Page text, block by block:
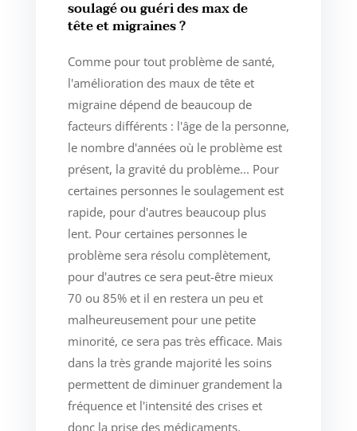
soulagé ou guéri des max de
tête et migraines ?
Comme pour tout problème de santé,
l'amélioration des maux de tête et
migraine dépend de beaucoup de
facteurs différents : l'âge de la personne,
le nombre d'années où le problème est
présent, la gravité du problème... Pour
certaines personnes le soulagement est
rapide, pour d'autres beaucoup plus
lent. Pour certaines personnes le
problème sera résolu complètement,
pour d'autres ce sera peut-être mieux
70 ou 85% et il en restera un peu et
malheureusement pour une petite
minorité, ce sera pas très efficace. Mais
dans la très grande majorité les soins
permettent de diminuer grandement la
fréquence et l'intensité des crises et
donc la prise des médicaments.